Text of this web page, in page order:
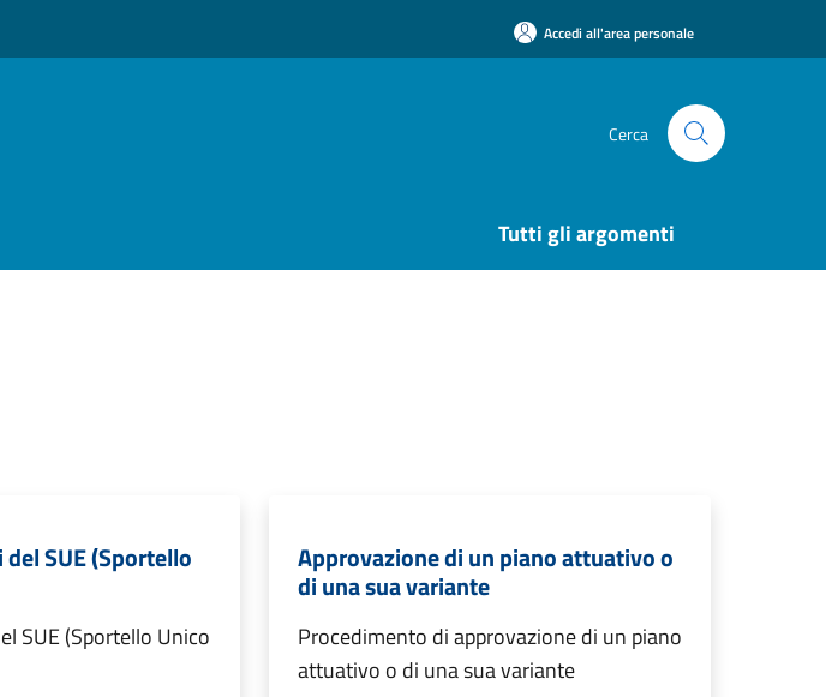
Accedi all'area personale
Cerca
Tutti gli argomenti
SUE (Sportello
SUE (Sportello Unico
Approvazione di un piano attuativo o
di una sua variante
Procedimento di approvazione di un piano
attuativo o di una sua variante